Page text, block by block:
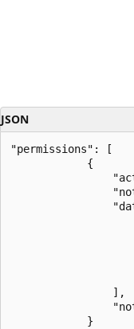
JSON
"permissions": [
            {
                ],
            }